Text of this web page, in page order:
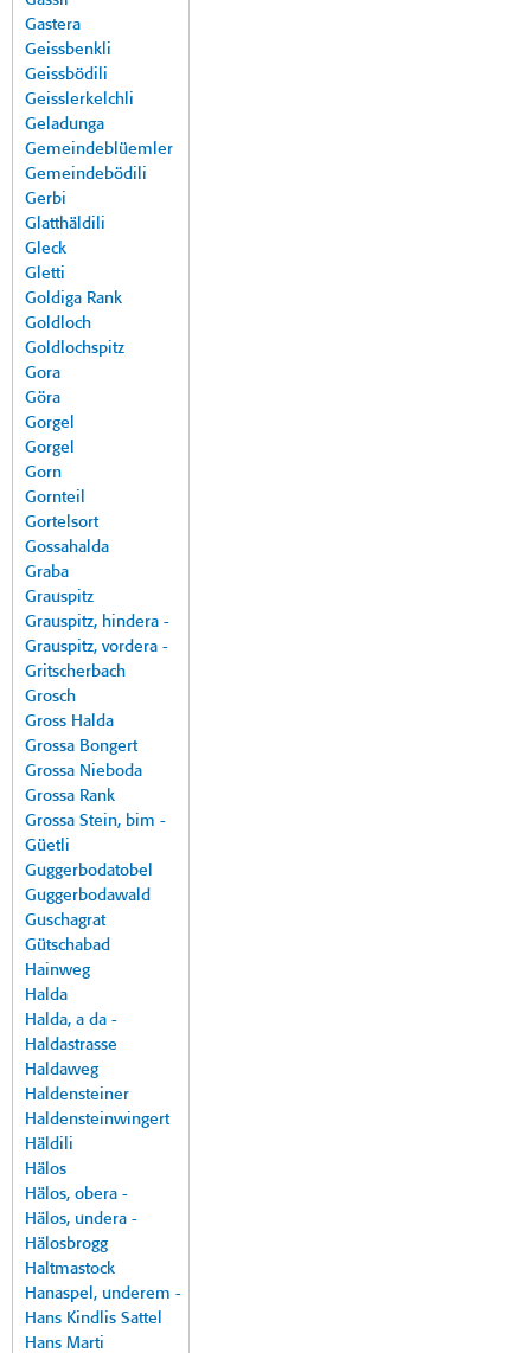
Gastera
Geissbenkli
Geissbödili
Geisslerkelchli
Geladunga
Gemeindeblüemler
Gemeindebödili
Gerbi
Glatthäldili
Gleck
Gletti
Goldiga Rank
Goldloch
Goldlochspitz
Gora
Göra
Gorgel
Gorgel
Gorn
Gornteil
Gortelsort
Gossahalda
Graba
Grauspitz
Grauspitz, hindera -
Grauspitz, vordera -
Gritscherbach
Grosch
Gross Halda
Grossa Bongert
Grossa Nieboda
Grossa Rank
Grossa Stein, bim -
Güetli
Guggerbodatobel
Guggerbodawald
Guschagrat
Gütschabad
Hainweg
Halda
Halda, a da -
Haldastrasse
Haldaweg
Haldensteiner
Haldensteinwingert
Häldili
Hälos
Hälos, obera -
Hälos, undera -
Hälosbrogg
Haltmastock
Hanaspel, underem -
Hans Kindlis Sattel
Hans Marti